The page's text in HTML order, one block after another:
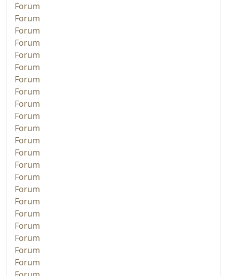
Forum
Forum
Forum
Forum
Forum
Forum
Forum
Forum
Forum
Forum
Forum
Forum
Forum
Forum
Forum
Forum
Forum
Forum
Forum
Forum
Forum
Forum